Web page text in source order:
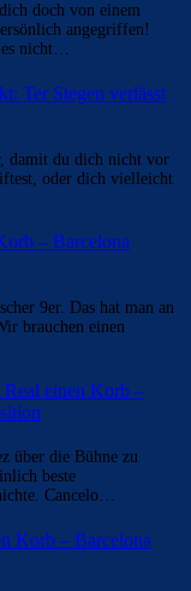
doch von einem
angegriffen!
es nicht…
Ter Stegen verlässt
damit du dich nicht vor
oder dich vielleicht
– Barcelona
9er. Das hat man an
brauchen einen
einen Korb –
über die Bühne zu
beste
Cancelo…
Korb – Barcelona